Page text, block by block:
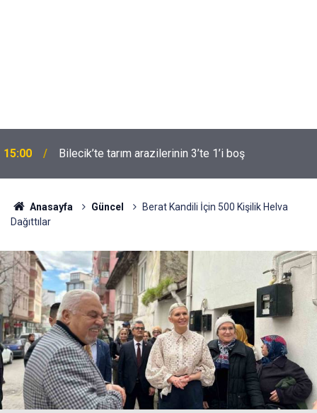
15:00 Bilecik’te tarım arazilerinin 3’te 1’i boş
Anasayfa Güncel
Berat Kandili İçin 500 Kişilik Helva
Dağıttılar